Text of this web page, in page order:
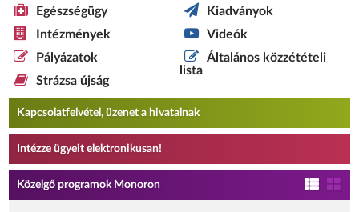
Egészségügy
Intézmények
Pályázatok
Strázsa újság
Kiadványok
Videók
Általános közzétételi
lista
Kapcsolatfelvétel, üzenet a hivatalnak
Intézze ügyeit elektronikusan!
Közelgő programok Monoron